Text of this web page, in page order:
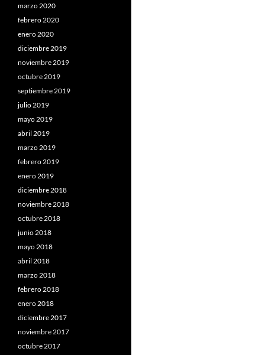
marzo 2020
febrero 2020
enero 2020
diciembre 2019
noviembre 2019
octubre 2019
septiembre 2019
julio 2019
mayo 2019
abril 2019
marzo 2019
febrero 2019
enero 2019
diciembre 2018
noviembre 2018
octubre 2018
junio 2018
mayo 2018
abril 2018
marzo 2018
febrero 2018
enero 2018
diciembre 2017
noviembre 2017
octubre 2017